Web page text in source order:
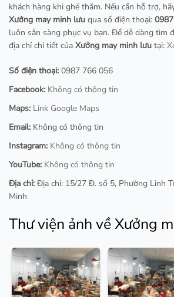
khách hàng khi ghé thăm. Nếu cần hỗ trợ,
Xưởng may minh lưu qua số điện thoại:
luôn sẵn sàng phục vụ bạn. Để dễ dàng tìm
địa chỉ chi tiết của Xưởng may minh lưu tại:
Số điện thoại: 0987 766 056
Facebook: Không có thông tin
Maps: Link Google Maps
Email: Không có thông tin
Instagram: Không có thông tin
YouTube: Không có thông tin
Địa chỉ: Địa chỉ: 15/27 Đ. số 5, Phường Linh
Minh
Thư viện ảnh về Xưởng